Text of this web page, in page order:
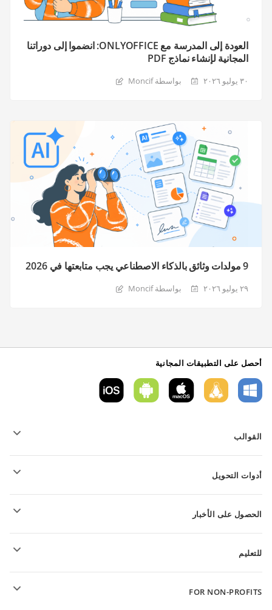
العودة إلى المدرسة مع ONLYOFFICE: انضموا إلى دوراتنا
المجانية لإنشاء نماذج PDF
٣٠ يوليو ٢٠٢٦ بواسطة Moncif
9 مولدات وثائق بالذكاء الاصطناعي يجب متابعتها في 2026
٢٩ يوليو ٢٠٢٦ بواسطة Moncif
أحصل على التطبيقات المجانية
القوالب
قوالب المستندات النصية
قوالب الجداول
قوالب العروض التقديمية
أدوات التحويل
تحويل جداول البيانات
تحويل العروض التقديمية
تحويل ملفات PDF
الحصول على الأخبار
للتعليم
للمعلمين
FOR NON-PROFITS